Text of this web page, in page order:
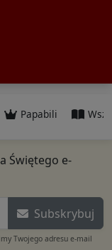
Papabili
Świętego e-
Subskrybuj
Twojego adresu e-mail